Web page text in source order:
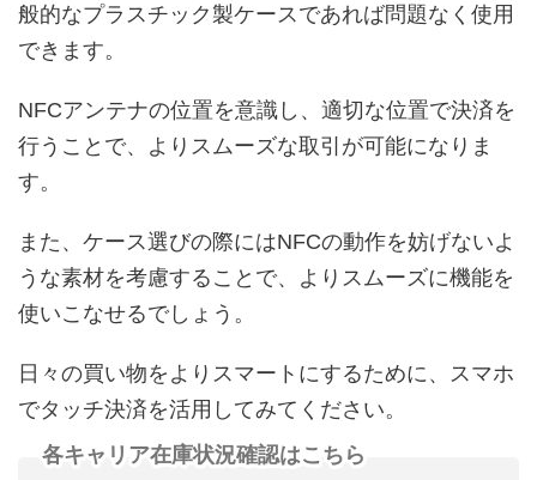
般的なプラスチック製ケースであれば問題なく使用
できます。
NFCアンテナの位置を意識し、適切な位置で決済を
行うことで、よりスムーズな取引が可能になりま
す。
また、ケース選びの際にはNFCの動作を妨げないよ
うな素材を考慮することで、よりスムーズに機能を
使いこなせるでしょう。
日々の買い物をよりスマートにするために、スマホ
でタッチ決済を活用してみてください。
各キャリア在庫状況確認はこちら